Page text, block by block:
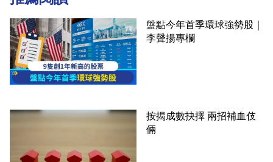
盤點今年首季環球強勢股｜
李聲揚專欄
按揭成數抉擇 兩招補血伎
倆